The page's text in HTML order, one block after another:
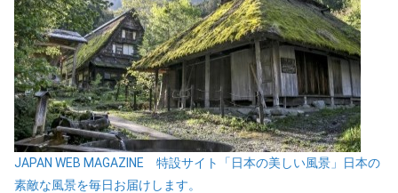
JAPAN WEB MAGAZINE 特設サイト「日本の美しい風景」日本の
素敵な風景を毎日お届けします。